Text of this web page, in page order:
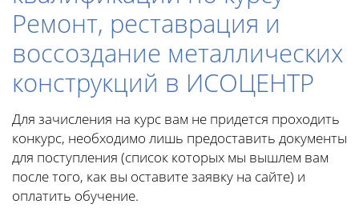
Ремонт, реставрация и
воссоздание металлических
конструкций в ИСОЦЕНТР
Для зачисления на курс вам не придется проходить
конкурс, необходимо лишь предоставить документы
для поступления (список которых мы вышлем вам
после того, как вы оставите заявку на сайте) и
оплатить обучение.